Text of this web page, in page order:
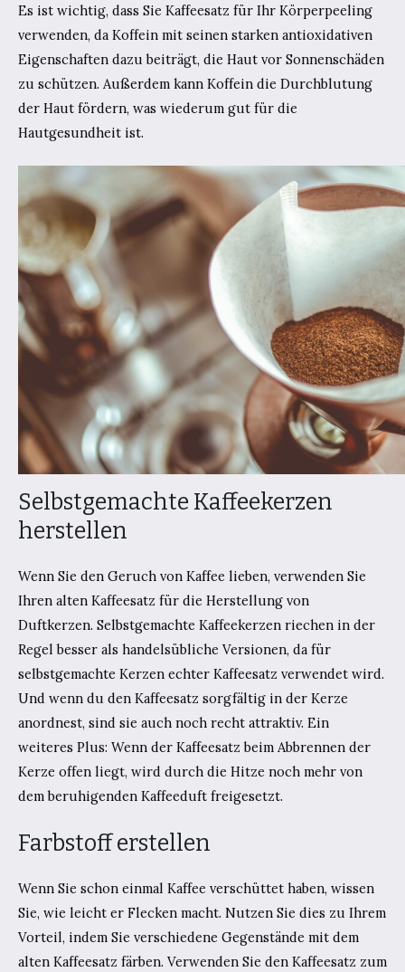
Es ist wichtig, dass Sie Kaffeesatz für Ihr Körperpeeling
verwenden, da Koffein mit seinen starken antioxidativen
Eigenschaften dazu beiträgt, die Haut vor Sonnenschäden
zu schützen. Außerdem kann Koffein die Durchblutung
der Haut fördern, was wiederum gut für die
Hautgesundheit ist.
Selbstgemachte Kaffeekerzen
herstellen
Wenn Sie den Geruch von Kaffee lieben, verwenden Sie
Ihren alten Kaffeesatz für die Herstellung von
Duftkerzen. Selbstgemachte Kaffeekerzen riechen in der
Regel besser als handelsübliche Versionen, da für
selbstgemachte Kerzen echter Kaffeesatz verwendet wird.
Und wenn du den Kaffeesatz sorgfältig in der Kerze
anordnest, sind sie auch noch recht attraktiv. Ein
weiteres Plus: Wenn der Kaffeesatz beim Abbrennen der
Kerze offen liegt, wird durch die Hitze noch mehr von
dem beruhigenden Kaffeeduft freigesetzt.
Farbstoff erstellen
Wenn Sie schon einmal Kaffee verschüttet haben, wissen
Sie, wie leicht er Flecken macht. Nutzen Sie dies zu Ihrem
Vorteil, indem Sie verschiedene Gegenstände mit dem
alten Kaffeesatz färben. Verwenden Sie den Kaffeesatz zum